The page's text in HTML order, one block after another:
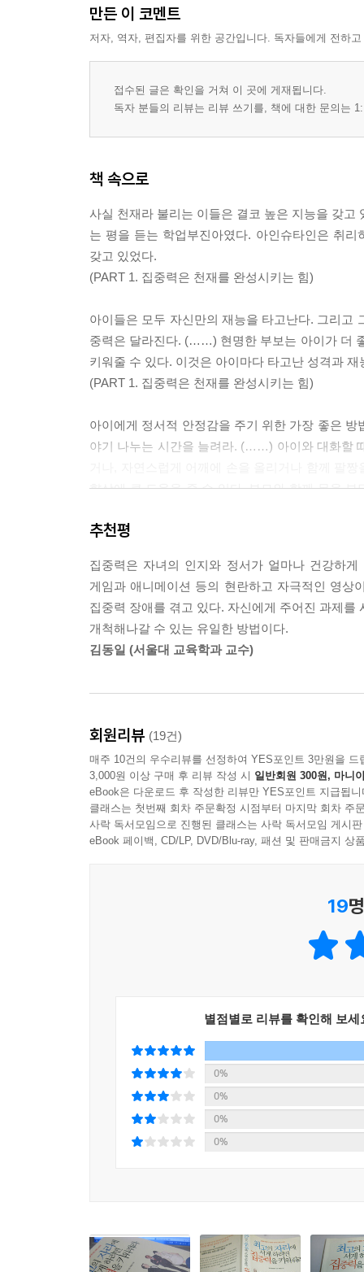
논리수학지능｜언어지능｜공간지능｜대인관계
부록2 아이와 함께하는 집중력 놀이
감정 윷놀이｜조종사 놀이｜카드 짝 찾기 게임｜
만든 이 코멘트
저자, 역자, 편집자를 위한 공간입니다. 독자들에게 전하
접수된 글은 확인을 거쳐 이 곳에 게재됩니다.
독자 분들의 리뷰는 리뷰 쓰기를, 책에 대한 문의는
책 속으로
사실 천재라 불리는 이들은 결코 높은 지능을 갖
는 평을 듣는 학업부진아였다. 아인슈타인은 취
갖고 있었다.
(PART 1. 집중력은 천재를 완성시키는 힘)
아이들은 모두 자신만의 재능을 타고난다. 그리고
중력은 달라진다. (……) 현명한 부보는 아이가 더
키워줄 수 있다. 이것은 아이마다 타고난 성격과
(PART 1. 집중력은 천재를 완성시키는 힘)
아이에게 정서적 안정감을 주기 위한 가장 좋은
야기 나누는 시간을 늘려라. (……) 아이와 대화할
향상에 큰 도움을 줄 수 있다. 부모와 함께 몸을
(PART 2. 집중력의 씨앗을 싹 틔우는 방법)
--- 본문 중에서
추천평
집중력은 자녀의 인지와 정서가 얼마나 건강하
게임과 애니메이션 등의 현란하고 자극적인 영상
집중력 장애를 겪고 있다. 자신에게 주어진 과제
개척해나갈 수 있는 유일한 방법이다.
김동일 (서울대 교육학과 교수)
회원리뷰 (19건)
매주 10건의 우수리뷰를 선정하여 YES포인트 3만원을 드
3,000원 이상 구매 후 리뷰 작성 시 일반회원 300원, 마니
eBook은 다운로드 후 작성한 리뷰만 YES포인트 지급됩니
클래스는 첫번째 회차 주문확정 시점부터 마지막 회차 주
사락 독서모임으로 진행된 클래스는 사락 독서모임 게시
eBook 페이백, CD/LP, DVD/Blu-ray, 패션 및 판매금지 상
19
별점별로 리뷰를 확인해 보세
0%
0%
0%
0%